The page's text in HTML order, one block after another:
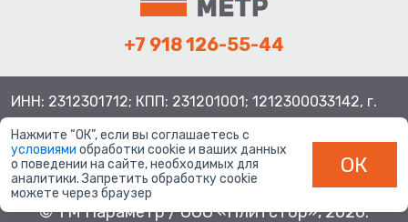
+7 918 126-55-44
ИНН: 2312301712; КПП: 231201001; 1212300033142, г.
© ТМ Параметр / ООО «Плитстор», 2026.
Нажмите “ОК”, если вы соглашаетесь с
условиями обработки cookie и ваших данных
о поведении на сайте, необходимых для
аналитики. Запретить обработку cookie
можете через браузер
ОК